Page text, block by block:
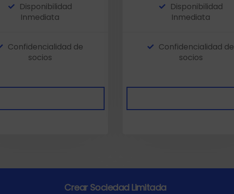
Disponibilidad
Inmediata
Confidencialidad de
socios
Disponibilidad
Inmediata
Confidencialidad de
socios
Crear Sociedad Limitada